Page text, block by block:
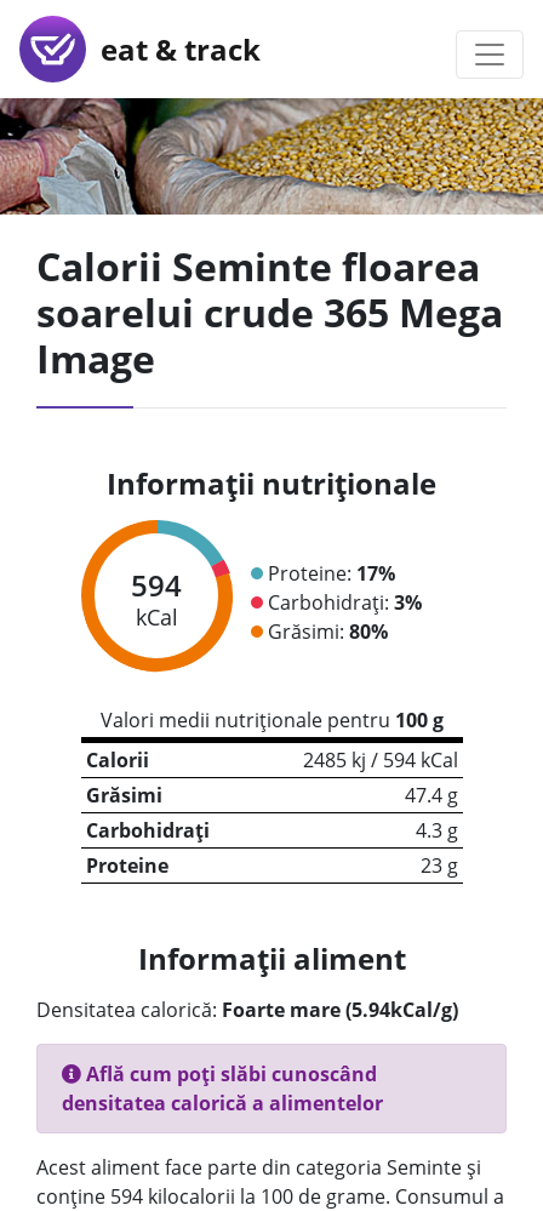
eat & track
Calorii Seminte floarea
soarelui crude 365 Mega
Image
Informații nutriționale
594
kCal
Proteine: 17%
Carbohidrați: 3%
Grăsimi: 80%
Valori medii nutriționale pentru 100 g
Calorii
2485 kj / 594 kCal
Grăsimi
47.4 g
Carbohidrați
4.3 g
Proteine
23 g
Informații aliment
Densitatea calorică: Foarte mare (5.94kCal/g)
Află cum poți slăbi cunoscând
densitatea calorică a alimentelor
Acest aliment face parte din categoria Seminte și
conține 594 kilocalorii la 100 de grame. Consumul a